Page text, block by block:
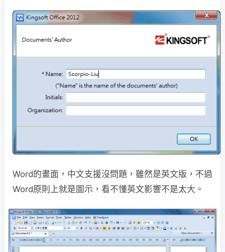
Word的畫面，中文支援沒問題，雖然是英文版，不過
Word原則上就是圖示，看不懂英文影響不是太大。